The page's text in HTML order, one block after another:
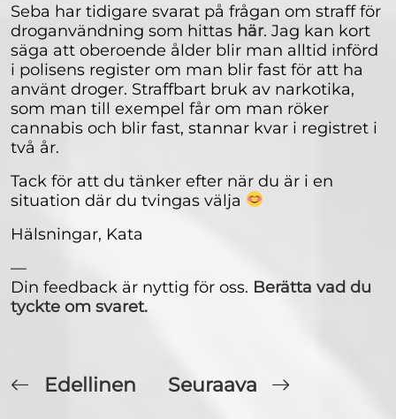
Seba har tidigare svarat på frågan om straff för
droganvändning som hittas här. Jag kan kort
säga att oberoende ålder blir man alltid införd
i polisens register om man blir fast för att ha
använt droger. Straffbart bruk av narkotika,
som man till exempel får om man röker
cannabis och blir fast, stannar kvar i registret i
två år.
Tack för att du tänker efter när du är i en
situation där du tvingas välja
Hälsningar, Kata
—
Din feedback är nyttig för oss. Berätta vad du
tyckte om svaret.
Edellinen Seuraava